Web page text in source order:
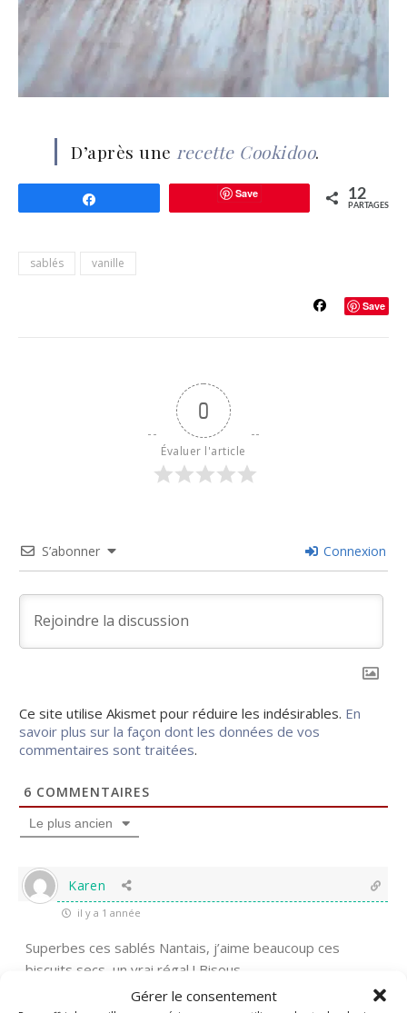
Gérer le consentement
D’après une recette Cookidoo.
Save 12
PARTAGES
sablés vanille
Save
0
Évaluer l'article
S’abonner Connexion
Ce site utilise Akismet pour réduire les indésirables. En
savoir plus sur la façon dont les données de vos
commentaires sont traitées.
6 COMMENTAIRES
Le plus ancien
Karen
il y a 1 année
Superbes ces sablés Nantais, j’aime beaucoup ces
biscuits secs, un vrai régal ! Bisous
Répondre